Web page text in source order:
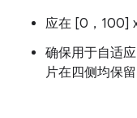
应在 [0，100]
确保用于自适
片在四侧均保